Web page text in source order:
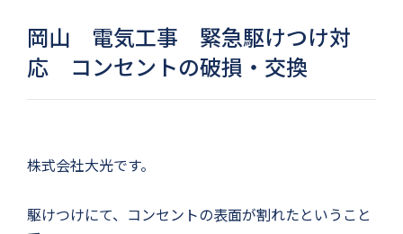
岡山 電気工事 緊急駆けつけ対
応 コンセントの破損・交換
株式会社大光です。
駆けつけにて、コンセントの表面が割れたということ